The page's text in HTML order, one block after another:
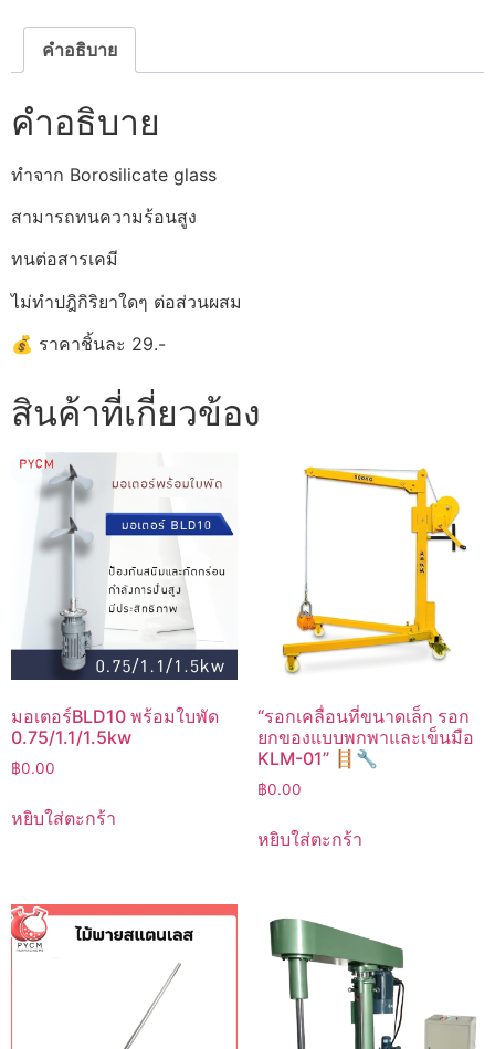
คำอธิบาย
คำอธิบาย
ทำจาก Borosilicate glass
สามารถทนความร้อนสูง
ทนต่อสารเคมี
ไม่ทำปฎิกิริยาใดๆ ต่อส่วนผสม
💰 ราคาชิ้นละ 29.-
สินค้าที่เกี่ยวข้อง
มอเตอร์BLD10 พร้อมใบพัด
0.75/1.1/1.5kw
฿0.00
หยิบใส่ตะกร้า
“รอกเคลื่อนที่ขนาดเล็ก รอก
ยกของแบบพกพาและเข็นมือ
KLM-01” 🪜🔧
฿0.00
หยิบใส่ตะกร้า